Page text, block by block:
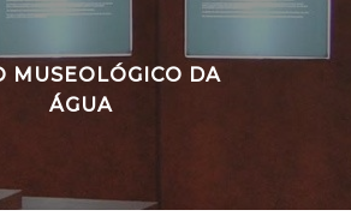
MUSEOLÓGICO DA
ÁGUA